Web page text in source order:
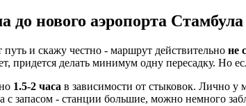
до нового аэропорта
путь и скажу честно - маршрут действительно не
придется делать минимум одну пересадку. Но
1.5-2 часа в зависимости от стыковок. Лично у
с запасом - станции большие, можно немного